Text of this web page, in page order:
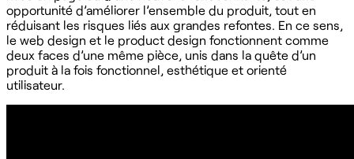
opportunité d’améliorer l’ensemble du produit, tout en
réduisant les risques liés aux grandes refontes. En ce sens,
le web design et le product design fonctionnent comme
deux faces d’une même pièce, unis dans la quête d’un
produit à la fois fonctionnel, esthétique et orienté
utilisateur.